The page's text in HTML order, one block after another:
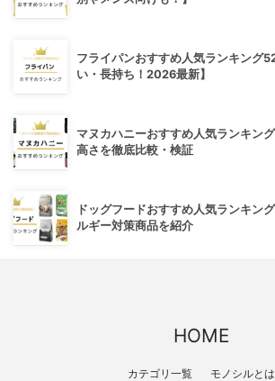
フライパンおすすめ人気ランキング
い・長持ち！2026最新】
マヌカハニーおすすめ人気ランキン
高さを徹底比較・検証
ドッグフードおすすめ人気ランキン
ルギー対策商品を紹介
HOME
カテゴリ一覧 モノシルとは